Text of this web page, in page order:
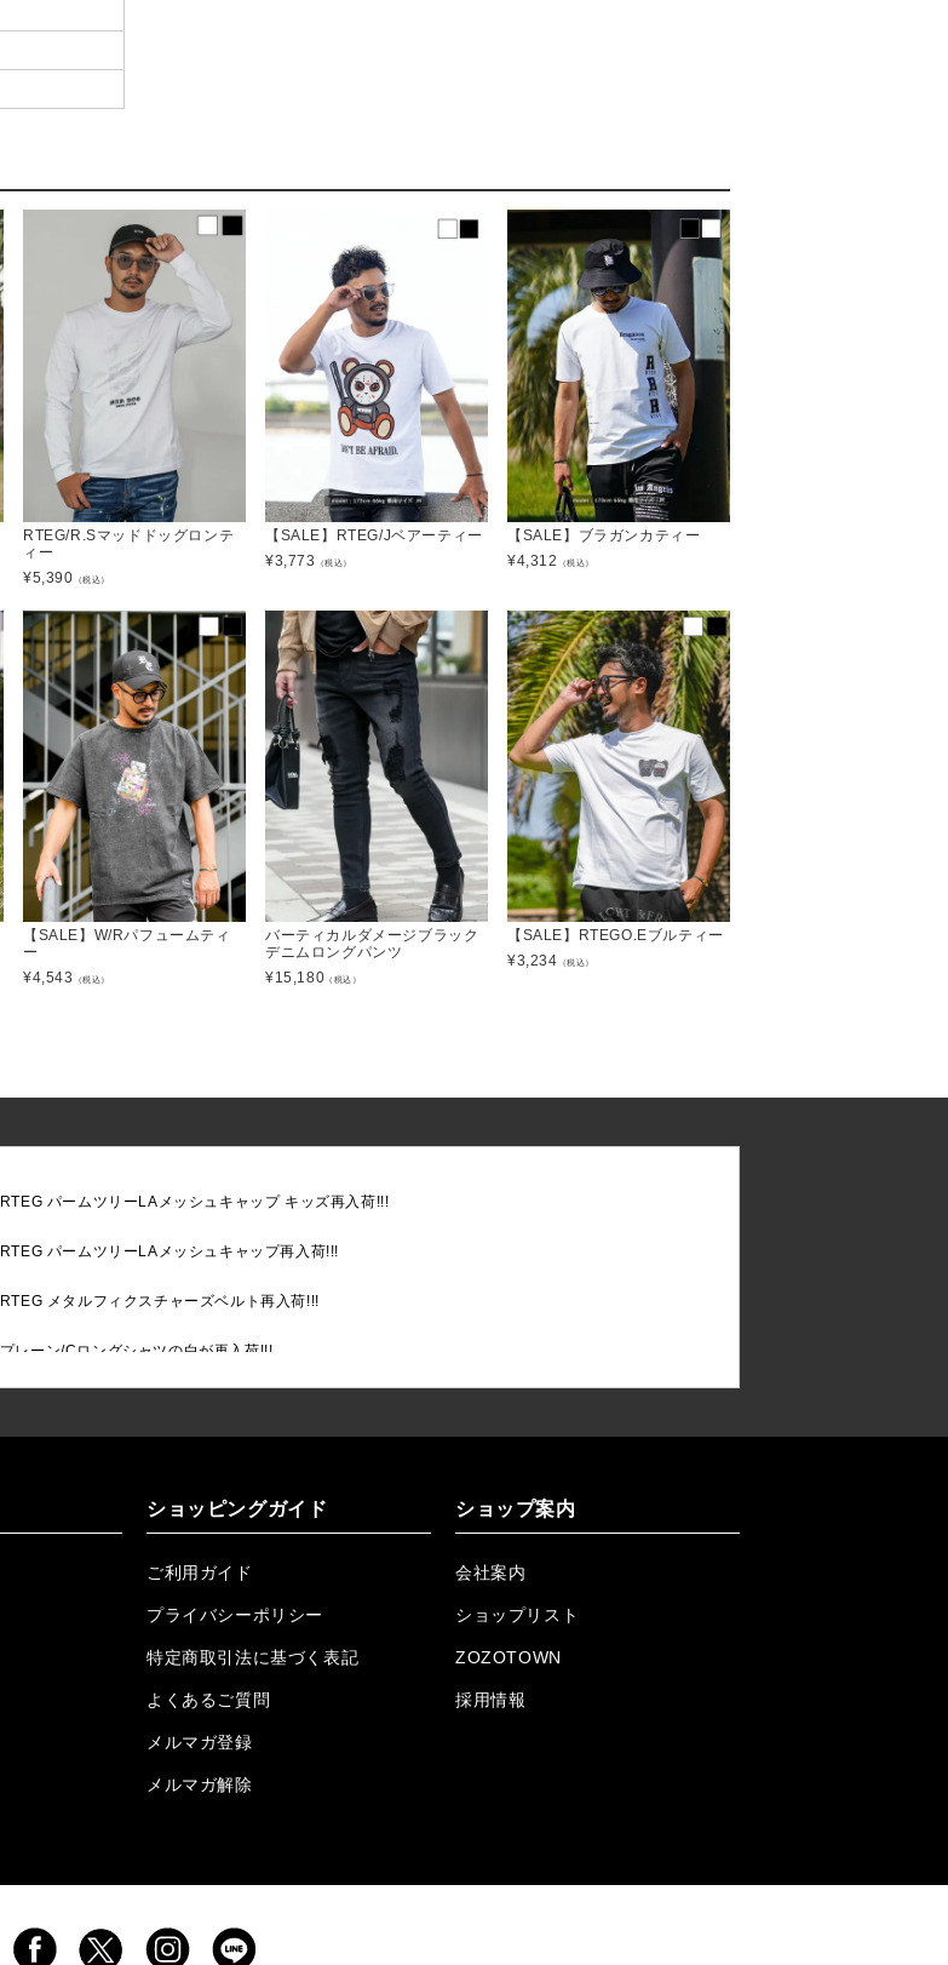
RTEG/R.Sマッドドッグロンテ
ィー
¥5,390 （税込）
【SALE】RTEG/Jベアーティー
¥3,773 （税込）
【SALE】ブラガンカティー
¥4,312 （税込）
【SALE】W/Rパフュームティ
ー
¥4,543 （税込）
バーティカルダメージブラック
デニムロングパンツ
¥15,180 （税込）
【SALE】RTEGO.Eブルティー
¥3,234 （税込）
RTEG パームツリーLAメッシュキャップ キッズ再入荷!!!
RTEG パームツリーLAメッシュキャップ再入荷!!!
RTEG メタルフィクスチャーズベルト再入荷!!!
プレーン/Cロングシャツの白が再入荷!!!
24/フリンジデニムロングパンツ再入荷!!!
ケミカルブラックデニムロングパンツ再入荷!!!
RTEG R.S&Dデニムロングパンツ再入荷!!!
RTEGO.Eショルダーバッグ入荷!!!
H.P.C デニムロングパンツ再入荷しました!!!
プレーン/Cロングシャツ再入荷致しました‼
ショッピングガイド
ご利用ガイド
プライバシーポリシー
特定商取引法に基づく表記
よくあるご質問
メルマガ登録
メルマガ解除
ショップ案内
会社案内
ショップリスト
ZOZOTOWN
採用情報